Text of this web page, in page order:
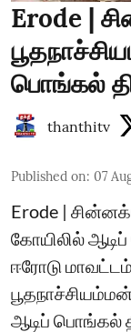
Erode |
பொங்கல்
thanthitv
Published on: 07
Erode |
கோயிலில்
ஈரோடு
ஆடிப் பொங்கல்